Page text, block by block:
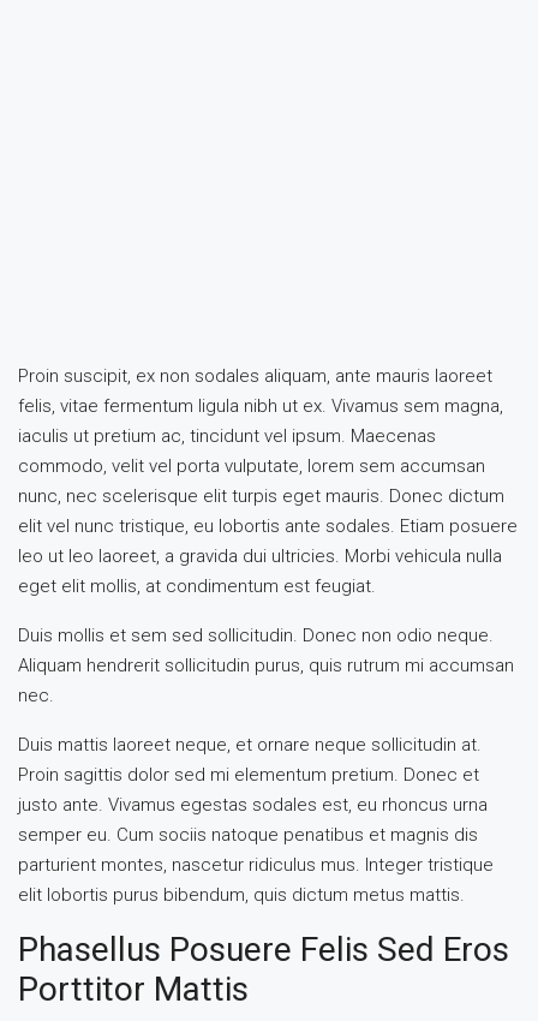
Proin suscipit, ex non sodales aliquam, ante mauris laoreet
felis, vitae fermentum ligula nibh ut ex. Vivamus sem magna,
iaculis ut pretium ac, tincidunt vel ipsum. Maecenas
commodo, velit vel porta vulputate, lorem sem accumsan
nunc, nec scelerisque elit turpis eget mauris. Donec dictum
elit vel nunc tristique, eu lobortis ante sodales. Etiam posuere
leo ut leo laoreet, a gravida dui ultricies. Morbi vehicula nulla
eget elit mollis, at condimentum est feugiat.
Duis mollis et sem sed sollicitudin. Donec non odio neque.
Aliquam hendrerit sollicitudin purus, quis rutrum mi accumsan
nec.
Duis mattis laoreet neque, et ornare neque sollicitudin at.
Proin sagittis dolor sed mi elementum pretium. Donec et
justo ante. Vivamus egestas sodales est, eu rhoncus urna
semper eu. Cum sociis natoque penatibus et magnis dis
parturient montes, nascetur ridiculus mus. Integer tristique
elit lobortis purus bibendum, quis dictum metus mattis.
Phasellus Posuere Felis Sed Eros
Porttitor Mattis